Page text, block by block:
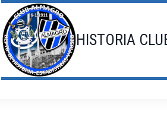
Saltar
al
contenido
HISTORIA